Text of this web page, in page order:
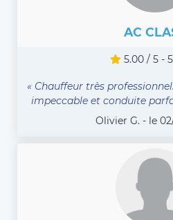
AC
5.00 / 5 -
« Chauffeur très
impeccable et conduite
Olivier G. - le